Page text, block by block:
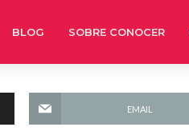
BLOG SOBRE CONOCER
EMAIL